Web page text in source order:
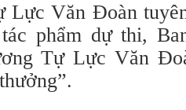
Lực Văn Đoàn
phẩm dự thi,
Tự Lực Văn